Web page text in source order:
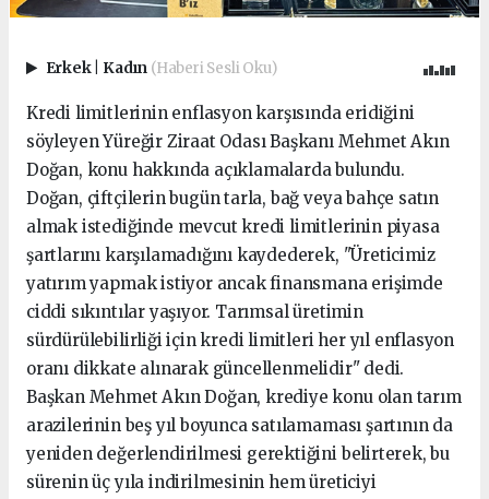
Erkek Kadın (Haberi Sesli Oku)
Kredi limitlerinin enflasyon karşısında eridiğini
söyleyen Yüreğir Ziraat Odası Başkanı Mehmet Akın
Doğan, konu hakkında açıklamalarda bulundu.
Doğan, çiftçilerin bugün tarla, bağ veya bahçe satın
almak istediğinde mevcut kredi limitlerinin piyasa
şartlarını karşılamadığını kaydederek, "Üreticimiz
yatırım yapmak istiyor ancak finansmana erişimde
ciddi sıkıntılar yaşıyor. Tarımsal üretimin
sürdürülebilirliği için kredi limitleri her yıl enflasyon
oranı dikkate alınarak güncellenmelidir" dedi.
Başkan Mehmet Akın Doğan, krediye konu olan tarım
arazilerinin beş yıl boyunca satılamaması şartının da
yeniden değerlendirilmesi gerektiğini belirterek, bu
sürenin üç yıla indirilmesinin hem üreticiyi